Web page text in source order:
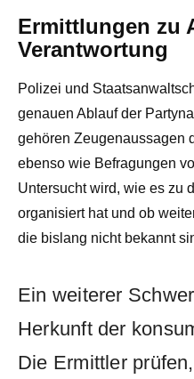
Ermittlungen zu
Verantwortung
Polizei und
genauen Ablauf der
gehören Zeugenaussagen
ebenso wie Befragungen
Untersucht wird, wie es zu
organisiert hat und ob
die bislang nicht bekannt
Ein weiterer
Herkunft der
Die Ermittler